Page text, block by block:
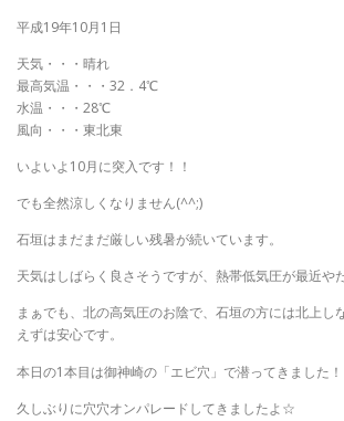
平成19年10月1日
天気・・・晴れ
最高気温・・・32．4℃
水温・・・28℃
風向・・・東北東
いよいよ10月に突入です！！
でも全然涼しくなりません(^^;)
石垣はまだまだ厳しい残暑が続いています。
天気はしばらく良さそうですが、熱帯低気圧が最近や
まぁでも、北の高気圧のお陰で、石垣の方には北上し
えずは安心です。
本日の1本目は御神崎の「エビ穴」で潜ってきました！
久しぶりに穴穴オンパレードしてきましたよ☆